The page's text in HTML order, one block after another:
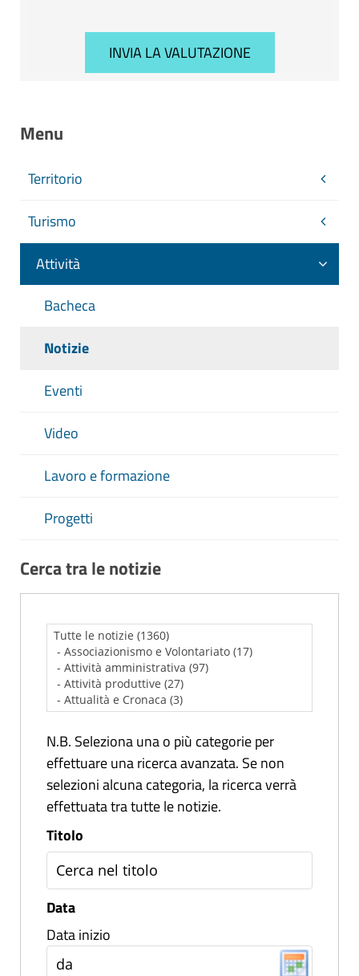
Menu
Territorio
Turismo
Attività
Bacheca
Notizie
Eventi
Video
Lavoro e formazione
Progetti
Cerca tra le notizie
N.B. Seleziona una o più categorie per
effettuare una ricerca avanzata. Se non
selezioni alcuna categoria, la ricerca verrà
effettuata tra tutte le notizie.
Titolo
Data
Data inizio